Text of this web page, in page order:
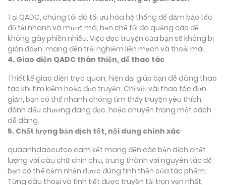
Tại QADC, chúng tôi đã tối ưu hóa hệ thống để đảm bảo tốc
độ tải nhanh và mượt mà, hạn chế tối đa quảng cáo để
không gây phiền nhiễu. Việc đọc truyện của bạn sẽ không bị
gián đoạn, mang đến trải nghiệm liền mạch và thoải mái.
4. Giao diện QADC thân thiện, dễ thao tác
Thiết kế giao diện trực quan, hiện đại giúp bạn dễ dàng thao
tác khi tìm kiếm hoặc đọc truyện. Chỉ với vài thao tác đơn
giản, bạn có thể nhanh chóng tìm thấy truyện yêu thích,
đánh dấu chương đang đọc, hoặc chuyển trang một cách
dễ dàng.
5. Chất lượng bản dịch tốt, nội dung chính xác
quaanhdaocuteo cam kết mang đến các bản dịch chất
lượng với câu chữ chỉn chu, trung thành với nguyên tác để
bạn có thể cảm nhận được đúng tinh thần của tác phẩm.
Từng câu thoại và tình tiết được truyền tải trọn vẹn nhất,